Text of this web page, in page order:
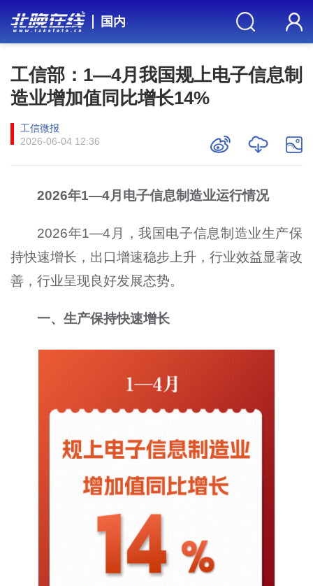
国内
工信部：1—4月我国规上电子信息制
造业增加值同比增长14%
工信微报
2026-06-04 12:36
2026年1—4月电子信息制造业运行情况
2026年1—4月，我国电子信息制造业生产保
持快速增长，出口增速稳步上升，行业效益显著改
善，行业呈现良好发展态势。
一、生产保持快速增长